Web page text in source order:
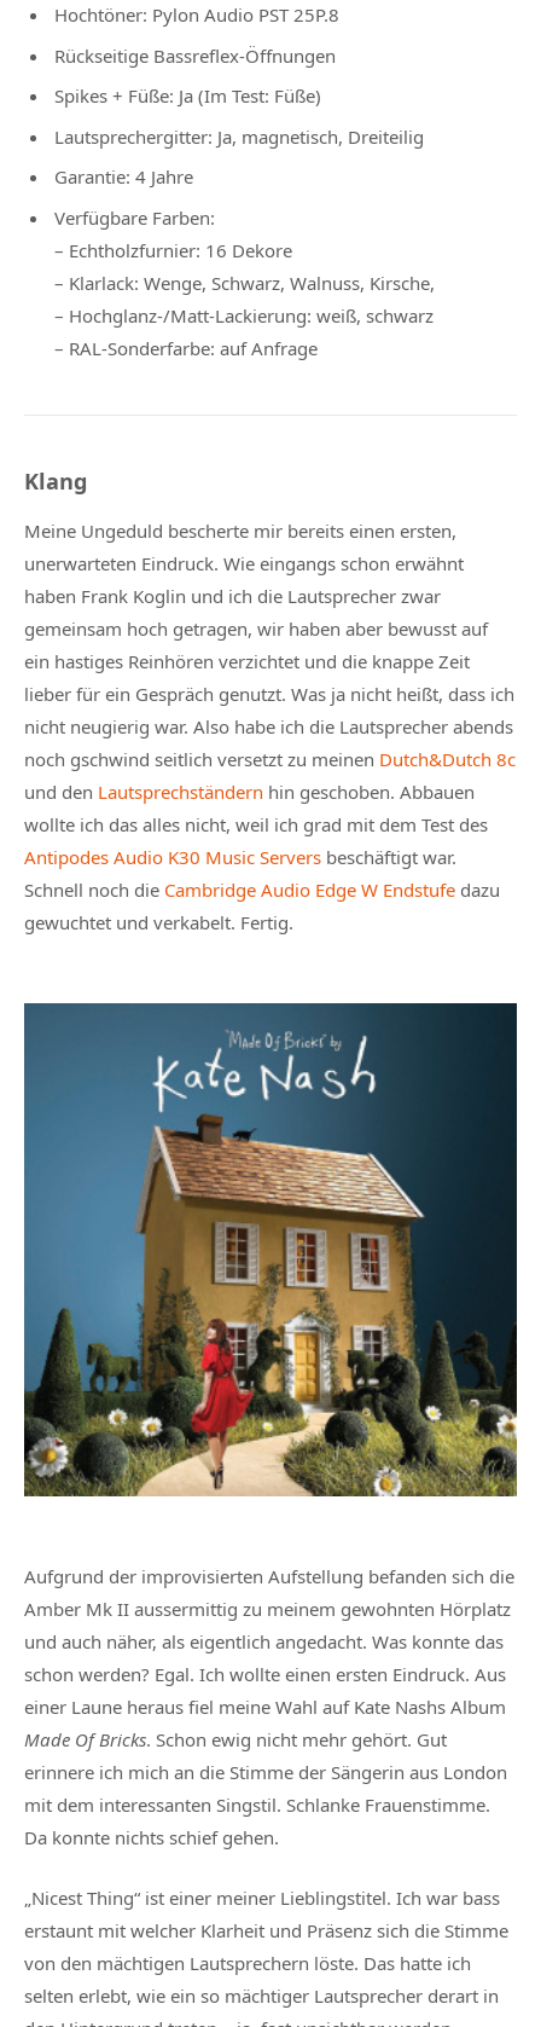
Hochtöner: Pylon Audio PST 25P.8
Rückseitige Bassreflex-Öffnungen
Spikes + Füße: Ja (Im Test: Füße)
Lautsprechergitter: Ja, magnetisch, Dreiteilig
Garantie: 4 Jahre
Verfügbare Farben:
– Echtholzfurnier: 16 Dekore
– Klarlack: Wenge, Schwarz, Walnuss, Kirsche,
– Hochglanz-/Matt-Lackierung: weiß, schwarz
– RAL-Sonderfarbe: auf Anfrage
Klang
Meine Ungeduld bescherte mir bereits einen ersten,
unerwarteten Eindruck. Wie eingangs schon erwähnt
haben Frank Koglin und ich die Lautsprecher zwar
gemeinsam hoch getragen, wir haben aber bewusst auf
ein hastiges Reinhören verzichtet und die knappe Zeit
lieber für ein Gespräch genutzt. Was ja nicht heißt, dass ich
nicht neugierig war. Also habe ich die Lautsprecher abends
noch gschwind seitlich versetzt zu meinen Dutch&Dutch 8c
und den Lautsprechständern hin geschoben. Abbauen
wollte ich das alles nicht, weil ich grad mit dem Test des
Antipodes Audio K30 Music Servers beschäftigt war.
Schnell noch die Cambridge Audio Edge W Endstufe dazu
gewuchtet und verkabelt. Fertig.
Aufgrund der improvisierten Aufstellung befanden sich die
Amber Mk II aussermittig zu meinem gewohnten Hörplatz
und auch näher, als eigentlich angedacht. Was konnte das
schon werden? Egal. Ich wollte einen ersten Eindruck. Aus
einer Laune heraus fiel meine Wahl auf Kate Nashs Album
Made Of Bricks. Schon ewig nicht mehr gehört. Gut
erinnere ich mich an die Stimme der Sängerin aus London
mit dem interessanten Singstil. Schlanke Frauenstimme.
Da konnte nichts schief gehen.
„Nicest Thing“ ist einer meiner Lieblingstitel. Ich war bass
erstaunt mit welcher Klarheit und Präsenz sich die Stimme
von den mächtigen Lautsprechern löste. Das hatte ich
selten erlebt, wie ein so mächtiger Lautsprecher derart in